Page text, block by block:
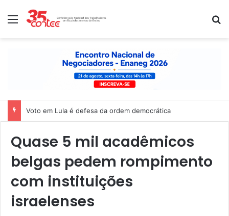
Menu
Voto em Lula é defesa da ordem democrática
Quase 5 mil acadêmicos
belgas pedem rompimento
com instituições
israelenses